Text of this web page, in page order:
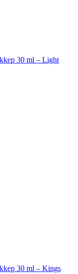
30 ml – Light
30 ml – Kings